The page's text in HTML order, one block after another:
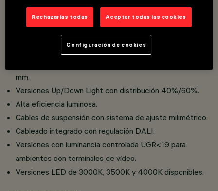
Overview
mm.
Versiones Up/Down Light con distribución 40%/60%.
Alta eficiencia luminosa.
Cables de suspensión con sistema de ajuste milimétrico.
Cableado integrado con regulación DALI.
Versiones con luminancia controlada UGR<19 para
ambientes con terminales de vídeo.
Versiones LED de 3000K, 3500K y 4000K disponibles.
Rechazarlas todas Aceptar todas las cookies
Configuración de cookies